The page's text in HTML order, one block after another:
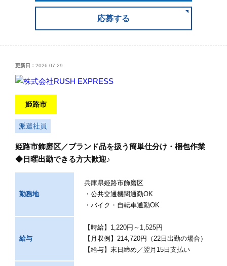
応募する
更新日： 2026-07-29
姫路市
派遣社員
姫路市飾磨区／ブランド品を扱う簡単仕分け・梱包作業
◆日曜出勤できる方大歓迎♪
勤務地
兵庫県姫路市飾磨区
・公共交通機関通勤OK
・バイク・自転車通勤OK
給与
【時給】1,220円～1,525円
【月収例】214,720円（22日出勤の場合）
【給与】末日締め／翌月15日支払い